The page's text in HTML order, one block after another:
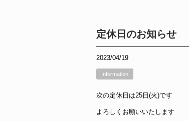
定休日のお知らせ
2023/04/19
Information
次の定休日は25日(火)です
よろしくお願いいたします